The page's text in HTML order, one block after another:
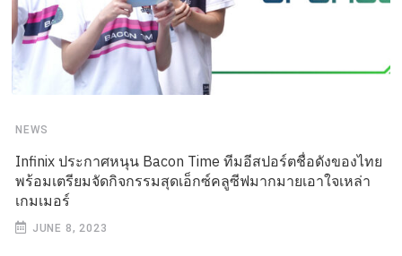
NEWS
Infinix ประกาศหนุน Bacon Time ทีมอีสปอร์ตชื่อดังของไทย
พร้อมเตรียมจัดกิจกรรมสุดเอ็กซ์คลูซีฟมากมายเอาใจเหล่า
เกมเมอร์
JUNE 8, 2023